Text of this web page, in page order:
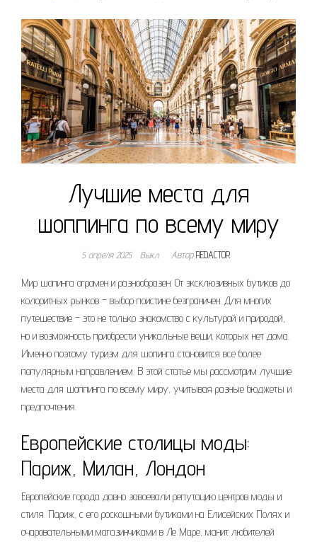
Лучшие места для
шоппинга по всему миру
5 апреля 2025 Выкл. АвторREDACTOR
Мир шопинга огромен и разнообразен. От эксклюзивных бутиков до
колоритных рынков – выбор поистине безграничен. Для многих
путешествие – это не только знакомство с культурой и природой,
но и возможность приобрести уникальные вещи, которых нет дома.
Именно поэтому туризм для шопинга становится все более
популярным направлением. В этой статье мы рассмотрим лучшие
места для шоппинга по всему миру, учитывая разные бюджеты и
предпочтения.
Европейские столицы моды:
Париж, Милан, Лондон
Европейские города давно завоевали репутацию центров моды и
стиля. Париж, с его роскошными бутиками на Елисейских Полях и
очаровательными магазинчиками в Ле Маре, манит любителей